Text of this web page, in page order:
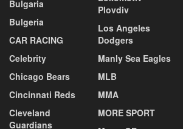
Bulgaria
Bulgeria
CAR RACING
Celebrity
Chicago Bears
Cincinnati Reds
Cleveland
Guardians
Plovdiv
Los Angeles
Dodgers
Manly Sea Eagles
MLB
MMA
MORE SPORT